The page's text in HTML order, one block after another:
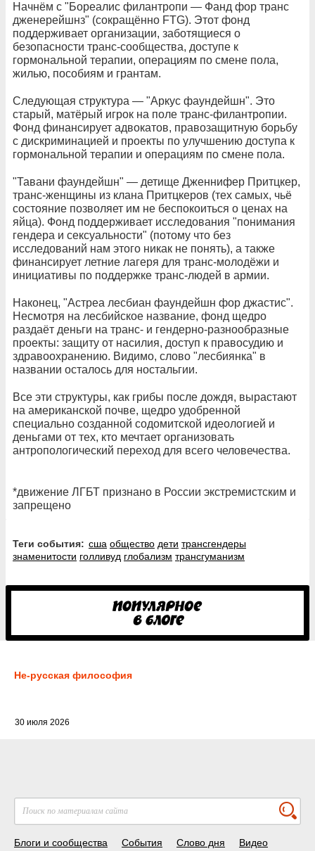
Начнём с "Бореалис филантропи — Фанд фор транс
дженерейшнз" (сокращённо FTG). Этот фонд
поддерживает организации, заботящиеся о
безопасности транс-сообщества, доступе к
гормональной терапии, операциям по смене пола,
жилью, пособиям и грантам.
Следующая структура — "Аркус фаундейшн". Это
старый, матёрый игрок на поле транс-филантропии.
Фонд финансирует адвокатов, правозащитную борьбу
с дискриминацией и проекты по улучшению доступа к
гормональной терапии и операциям по смене пола.
"Тавани фаундейшн" — детище Дженнифер Притцкер,
транс-женщины из клана Притцкеров (тех самых, чьё
состояние позволяет им не беспокоиться о ценах на
яйца). Фонд поддерживает исследования "понимания
гендера и сексуальности" (потому что без
исследований нам этого никак не понять), а также
финансирует летние лагеря для транс-молодёжи и
инициативы по поддержке транс-людей в армии.
Наконец, "Астреа лесбиан фаундейшн фор джастис".
Несмотря на лесбийское название, фонд щедро
раздаёт деньги на транс- и гендерно-разнообразные
проекты: защиту от насилия, доступ к правосудию и
здравоохранению. Видимо, слово "лесбиянка" в
названии осталось для ностальгии.
Все эти структуры, как грибы после дождя, вырастают
на американской почве, щедро удобренной
специально созданной содомитской идеологией и
деньгами от тех, кто мечтает организовать
антропологический переход для всего человечества.
*движение ЛГБТ признано в России экстремистским и
запрещено
Теги события: сша общество дети трансгендеры
знаменитости голливуд глобализм трансгуманизм
Не-русская философия
30 июля 2026
Блоги и сообщества События Слово дня Видео